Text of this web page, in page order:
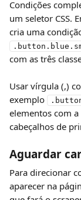
Condições
um seletor CSS.
cria uma
com as três
Usar vírgula (,)
exemplo
elementos com
cabeçalhos de
Aguardar
Para direcionar
aparecer na